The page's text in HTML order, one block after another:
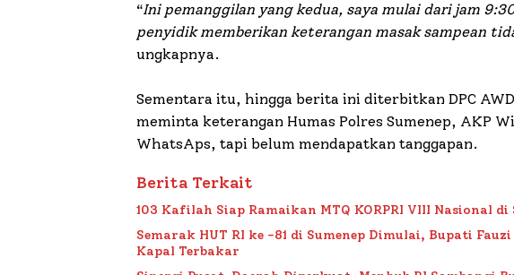
“Ini pemanggilan yang kedua, saya mulai dari jam
penyidik memberikan keterangan masak sampean
ungkapnya.
Sementara itu, hingga berita ini diterbitkan DPC
meminta keterangan Humas Polres Sumenep, AKP
WhatsAps, tapi belum mendapatkan tanggapan.
Berita Terkait
103 Kafilah Siap Ramaikan MTQ KORPRI VIII Nasional
Semarak HUT RI ke -81 di Sumenep Dimulai, Bupati
Kapal Terbakar